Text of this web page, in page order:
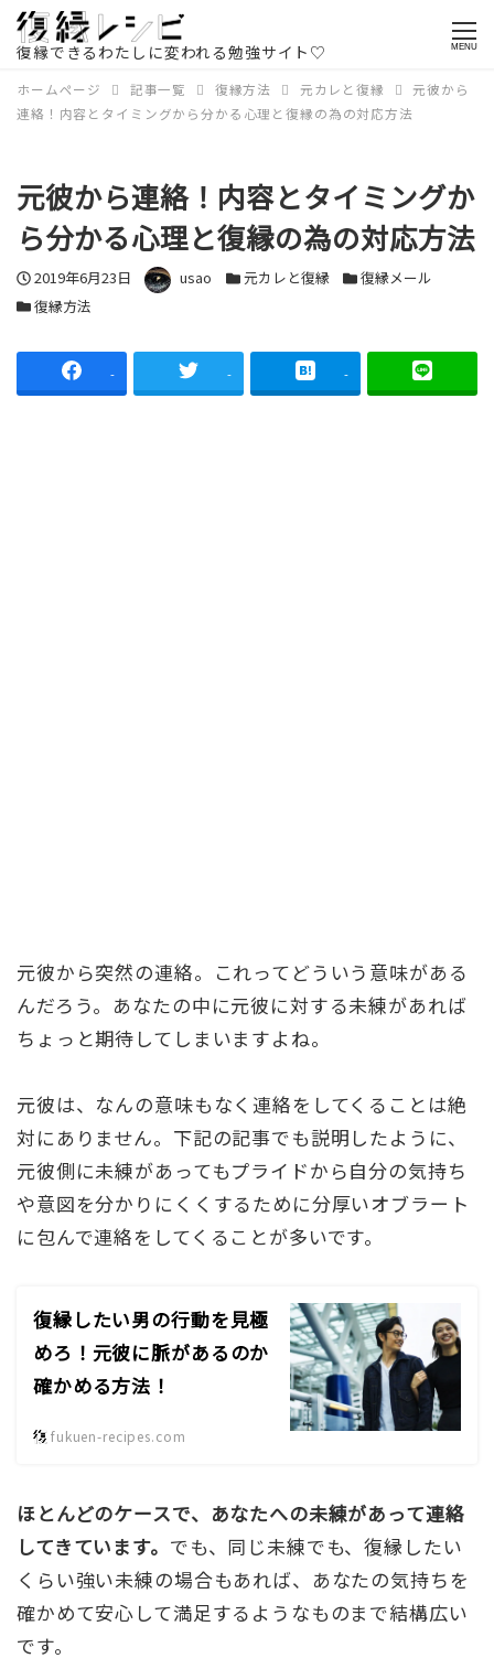
復縁できるわたしに変われる勉強サイト♡ MENU
ホームページ 記事一覧 復縁方法 元カレと復縁
元彼から
連絡！内容とタイミングから分かる心理と復縁の為の対応方法
元彼から連絡！内容とタイミングか
ら分かる心理と復縁の為の対応方法
投稿日
2019年6月23日 著者 usao カテゴリー
元カレと復縁 カテゴリー
復縁メール
カテゴリー
復縁方法
- - -
元彼から突然の連絡。これってどういう意味がある
んだろう。あなたの中に元彼に対する未練があれば
ちょっと期待してしまいますよね。
元彼は、なんの意味もなく連絡をしてくることは絶
対にありません。下記の記事でも説明したように、
元彼側に未練があってもプライドから自分の気持ち
や意図を分かりにくくするために分厚いオブラート
に包んで連絡をしてくることが多いです。
復縁したい男の行動を見極
めろ！元彼に脈があるのか
確かめる方法！
fukuen-recipes.com
ほとんどのケースで、あなたへの未練があって連絡
してきています。 でも、同じ未練でも、復縁したい
くらい強い未練の場合もあれば、あなたの気持ちを
確かめて安心して満足するようなものまで結構広い
です。